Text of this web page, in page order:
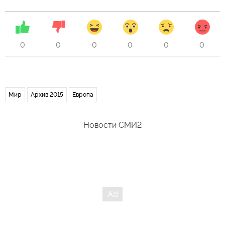
0 0 0 0 0 0
Мир Архив 2015 Европа
Новости СМИ2